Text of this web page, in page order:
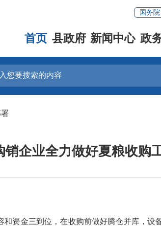
国务院
首页 县政府 新闻中心 政
销企业全力做好夏粮收购
金三到位，在收购前做好腾仓并库，设